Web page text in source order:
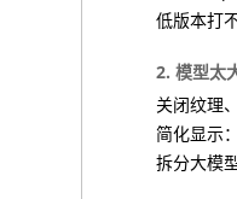
低版本打
2. 模型太
关闭纹理
简化显示
拆分大模型